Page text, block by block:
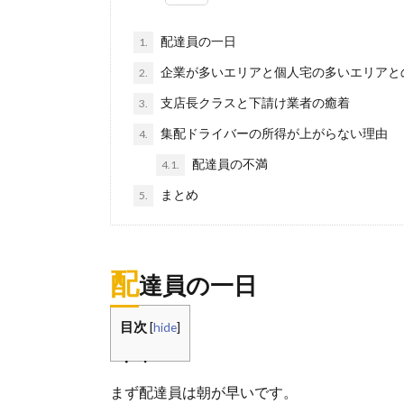
1. 配達員の一日
2. 企業が多いエリアと個人宅の多いエリアと
3. 支店長クラスと下請け業者の癒着
4. 集配ドライバーの所得が上がらない理由
4.1. 配達員の不満
5. まとめ
配達員の一日
目次 [hide]
まず配達員は朝が早いです。